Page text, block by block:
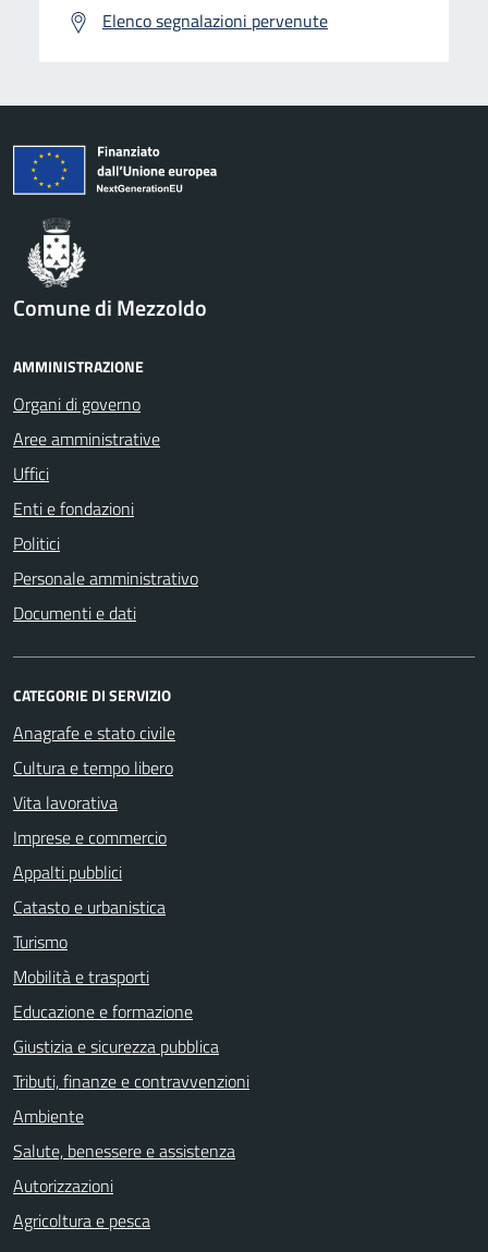
Elenco segnalazioni pervenute
Comune di Mezzoldo
AMMINISTRAZIONE
Organi di governo
Aree amministrative
Uffici
Enti e fondazioni
Politici
Personale amministrativo
Documenti e dati
CATEGORIE DI SERVIZIO
Anagrafe e stato civile
Cultura e tempo libero
Vita lavorativa
Imprese e commercio
Appalti pubblici
Catasto e urbanistica
Turismo
Mobilità e trasporti
Educazione e formazione
Giustizia e sicurezza pubblica
Tributi, finanze e contravvenzioni
Ambiente
Salute, benessere e assistenza
Autorizzazioni
Agricoltura e pesca